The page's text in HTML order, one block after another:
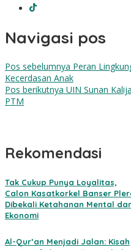
Navigasi pos
Pos sebelumnya Peran
Kecerdasan Anak
Pos berikutnya UIN Sunan
PTM
Rekomendasi
Tak Cukup Punya Loyalitas,
Calon Kasatkorkel Banser
Dibekali Ketahanan Mental
Ekonomi
Al-Qur’an Menjadi Jalan: Kisah